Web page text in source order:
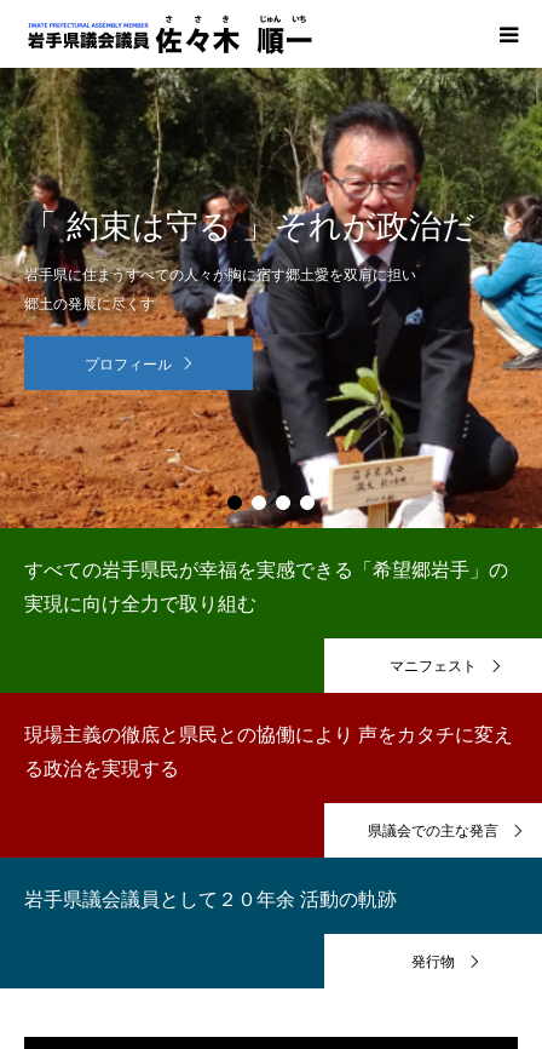
「 約束は守る 」それが政治だ
岩手県に住まうすべての人々が胸に宿す郷土愛を双肩に担い
郷土の発展に尽くす
プロフィール
すべての岩手県民が幸福を実感できる「希望郷岩手」の
実現に向け全力で取り組む
マニフェスト
現場主義の徹底と県民との協働により 声をカタチに変え
る政治を実現する
県議会での主な発言
岩手県議会議員として２０年余 活動の軌跡
発行物
HOME
マニュフェスト
県議会での主な発言
発行物
BLOG
事務所案内
お問い合わせ